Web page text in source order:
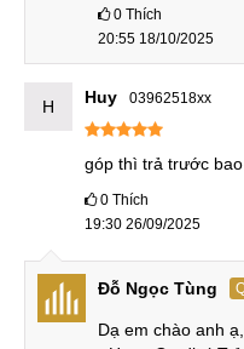
So với iPhone 12, chiếc
hơn, màn hình nhỏ hơn
iPhone 11
Bên cạnh đó, camera
với 3 camera sau thay vì
iPhone 11 Pro cũ vs
Dù kích thước màn hình
0 Thích
20:55 18/10/2025
H Huy 03962518xx
góp thì trả trước
0 Thích
19:30 26/09/2025
Đỗ Ngọc Tùng
Dạ em chào anh